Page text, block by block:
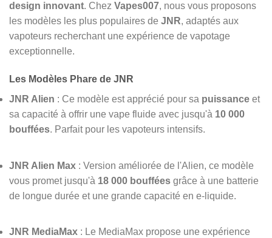
design innovant. Chez Vapes007, nous vous proposons
les modèles les plus populaires de JNR, adaptés aux
vapoteurs recherchant une expérience de vapotage
exceptionnelle.
Les Modèles Phare de JNR
JNR Alien : Ce modèle est apprécié pour sa puissance et
sa capacité à offrir une vape fluide avec jusqu'à 10 000
bouffées. Parfait pour les vapoteurs intensifs.
JNR Alien Max : Version améliorée de l'Alien, ce modèle
vous promet jusqu'à 18 000 bouffées grâce à une batterie
de longue durée et une grande capacité en e-liquide.
JNR MediaMax : Le MediaMax propose une expérience